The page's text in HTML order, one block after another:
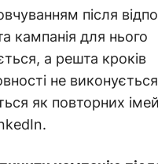
після
кампанія для нього
а решта кроків
не
як повторних